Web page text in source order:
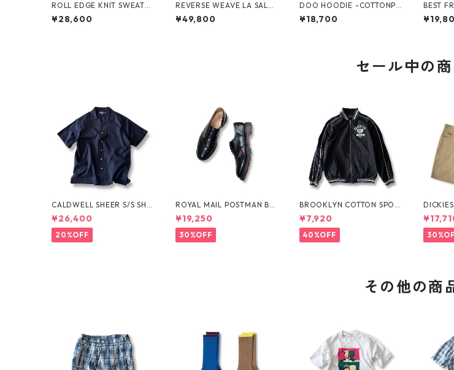
ROLL EDGE KNIT SWEATE
R by Little Yarmouth
¥28,600
REVERSE WEAVE LA SALLE
MILITARY ACADEMY by CH
AMPION
¥49,800
DOO HOODIE -COTTONPA
N-
¥18,700
BEST
セール中の
CALDWELL SHEER S/S SHI
RT by Polo Ralph Lauren
¥26,400
20%OFF
ROYAL MAIL POSTMAN BO
OTS by Dr.MARTENS
¥19,250
30%OFF
BROOKLYN COTTON SPOR
T JKT by Polo Ralph Laure
n
¥7,920
40%OFF
DE
その他の商